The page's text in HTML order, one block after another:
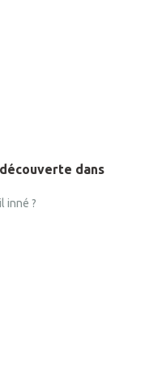
dans
inné ?